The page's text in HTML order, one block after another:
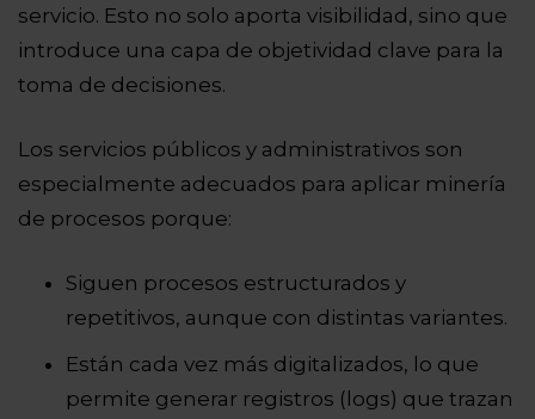
servicio. Esto no solo aporta visibilidad, sino que
introduce una capa de objetividad clave para la
toma de decisiones.
Los servicios públicos y administrativos son
especialmente adecuados para aplicar minería
de procesos porque:
Siguen procesos estructurados y
repetitivos, aunque con distintas variantes.
Están cada vez más digitalizados, lo que
permite generar registros (logs) que trazan